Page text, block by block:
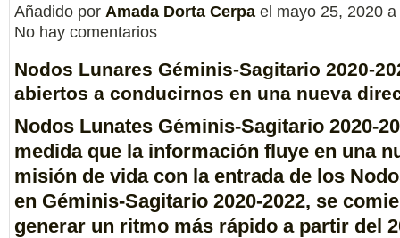
Añadido por Amada Dorta Cerpa el mayo 25, 2020
No hay comentarios
Nodos Lunares Géminis-Sagitario 2020-
abiertos a conducirnos en una nueva
Nodos Lunates Géminis-Sagitario 2020-
medida que la información fluye en una
misión de vidacon la entrada de los
en Géminis-Sagitario 2020-2022, se
generar un ritmo más rápido a partir del